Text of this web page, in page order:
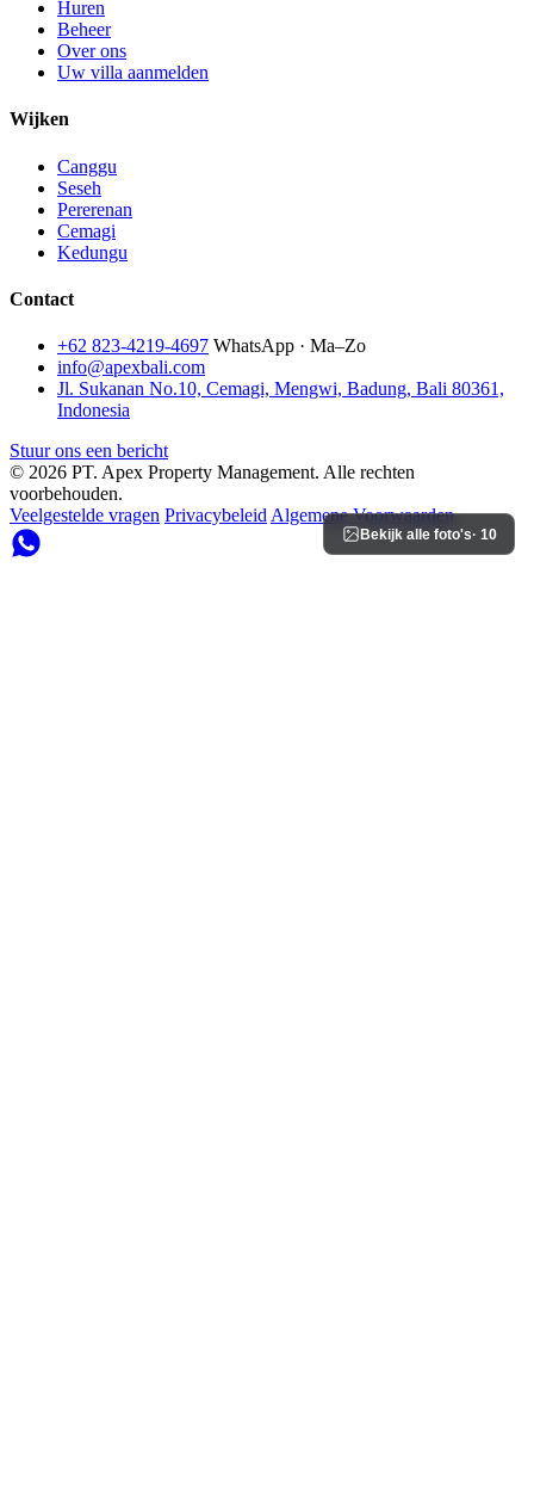
Bekijk alle foto's· 10
Huren
Beheer
Over ons
Uw villa aanmelden
Wijken
Canggu
Seseh
Pererenan
Cemagi
Kedungu
Contact
+62 823-4219-4697 WhatsApp · Ma–Zo
info@apexbali.com
Jl. Sukanan No.10, Cemagi, Mengwi, Badung, Bali 80361,
Indonesia
Stuur ons een bericht
© 2026 PT. Apex Property Management. Alle rechten
voorbehouden.
Veelgestelde vragen Privacybeleid Algemene Voorwaarden